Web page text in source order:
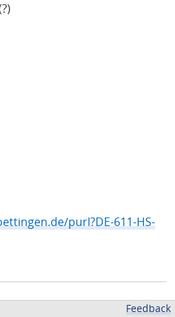
purl?DE-611-HS-
Feedback